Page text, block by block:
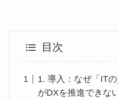
目次
1. 導入：なぜ「IT
がDXを推進できな